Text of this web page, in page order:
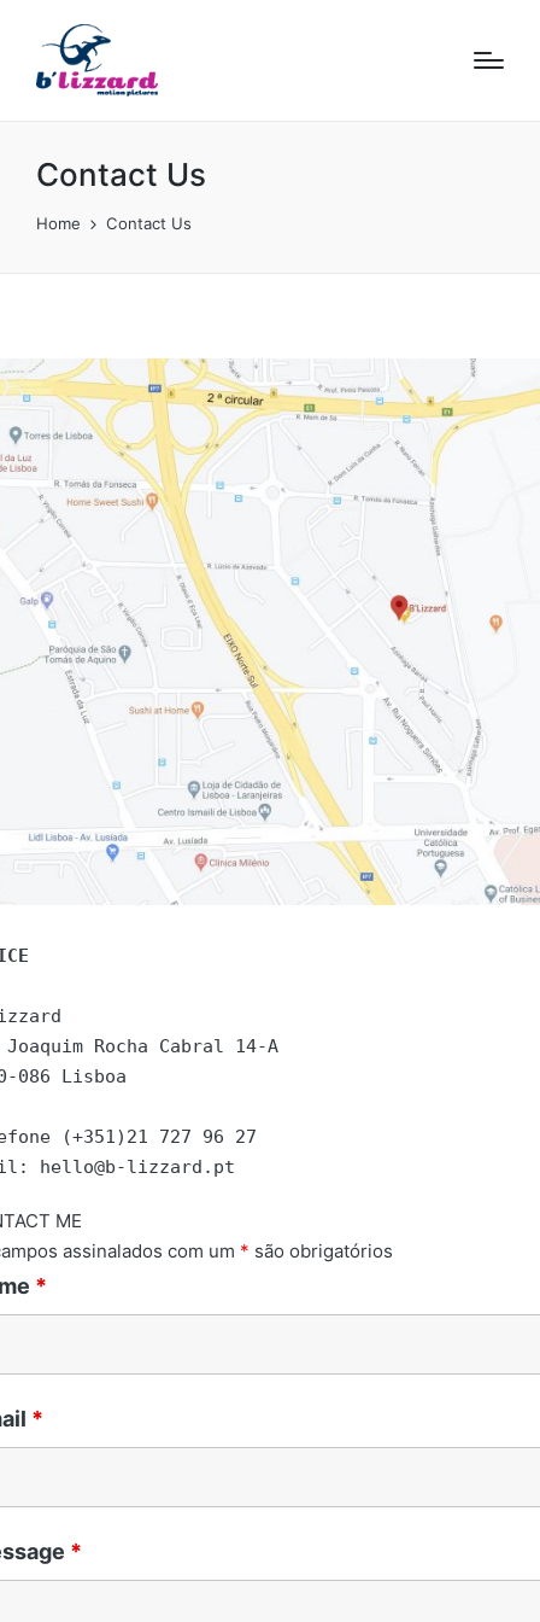
Contact Us
Home Contact Us
Joaquim Rocha Cabral 14-A
086 Lisboa
(+351)21 727 96 27
hello@b-lizzard.pt
ME
assinalados com um * são obrigatórios
*
*
*